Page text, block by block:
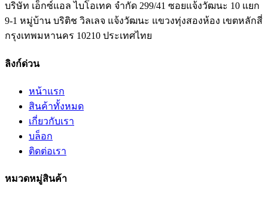
บริษัท เอ็กซ์แอล ไบโอเทค จำกัด 299/41 ซอยแจ้งวัฒนะ 10 แยก
9-1 หมู่บ้าน บริติช วิลเลจ แจ้งวัฒนะ แขวงทุ่งสองห้อง เขตหลักสี่
กรุงเทพมหานคร 10210 ประเทศไทย
ลิงก์ด่วน
หน้าแรก
สินค้าทั้งหมด
เกี่ยวกับเรา
บล็อก
ติดต่อเรา
หมวดหมู่สินค้า